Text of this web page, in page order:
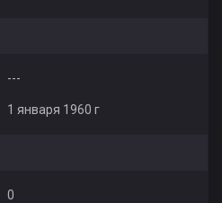
---
1 января 1960 г
0